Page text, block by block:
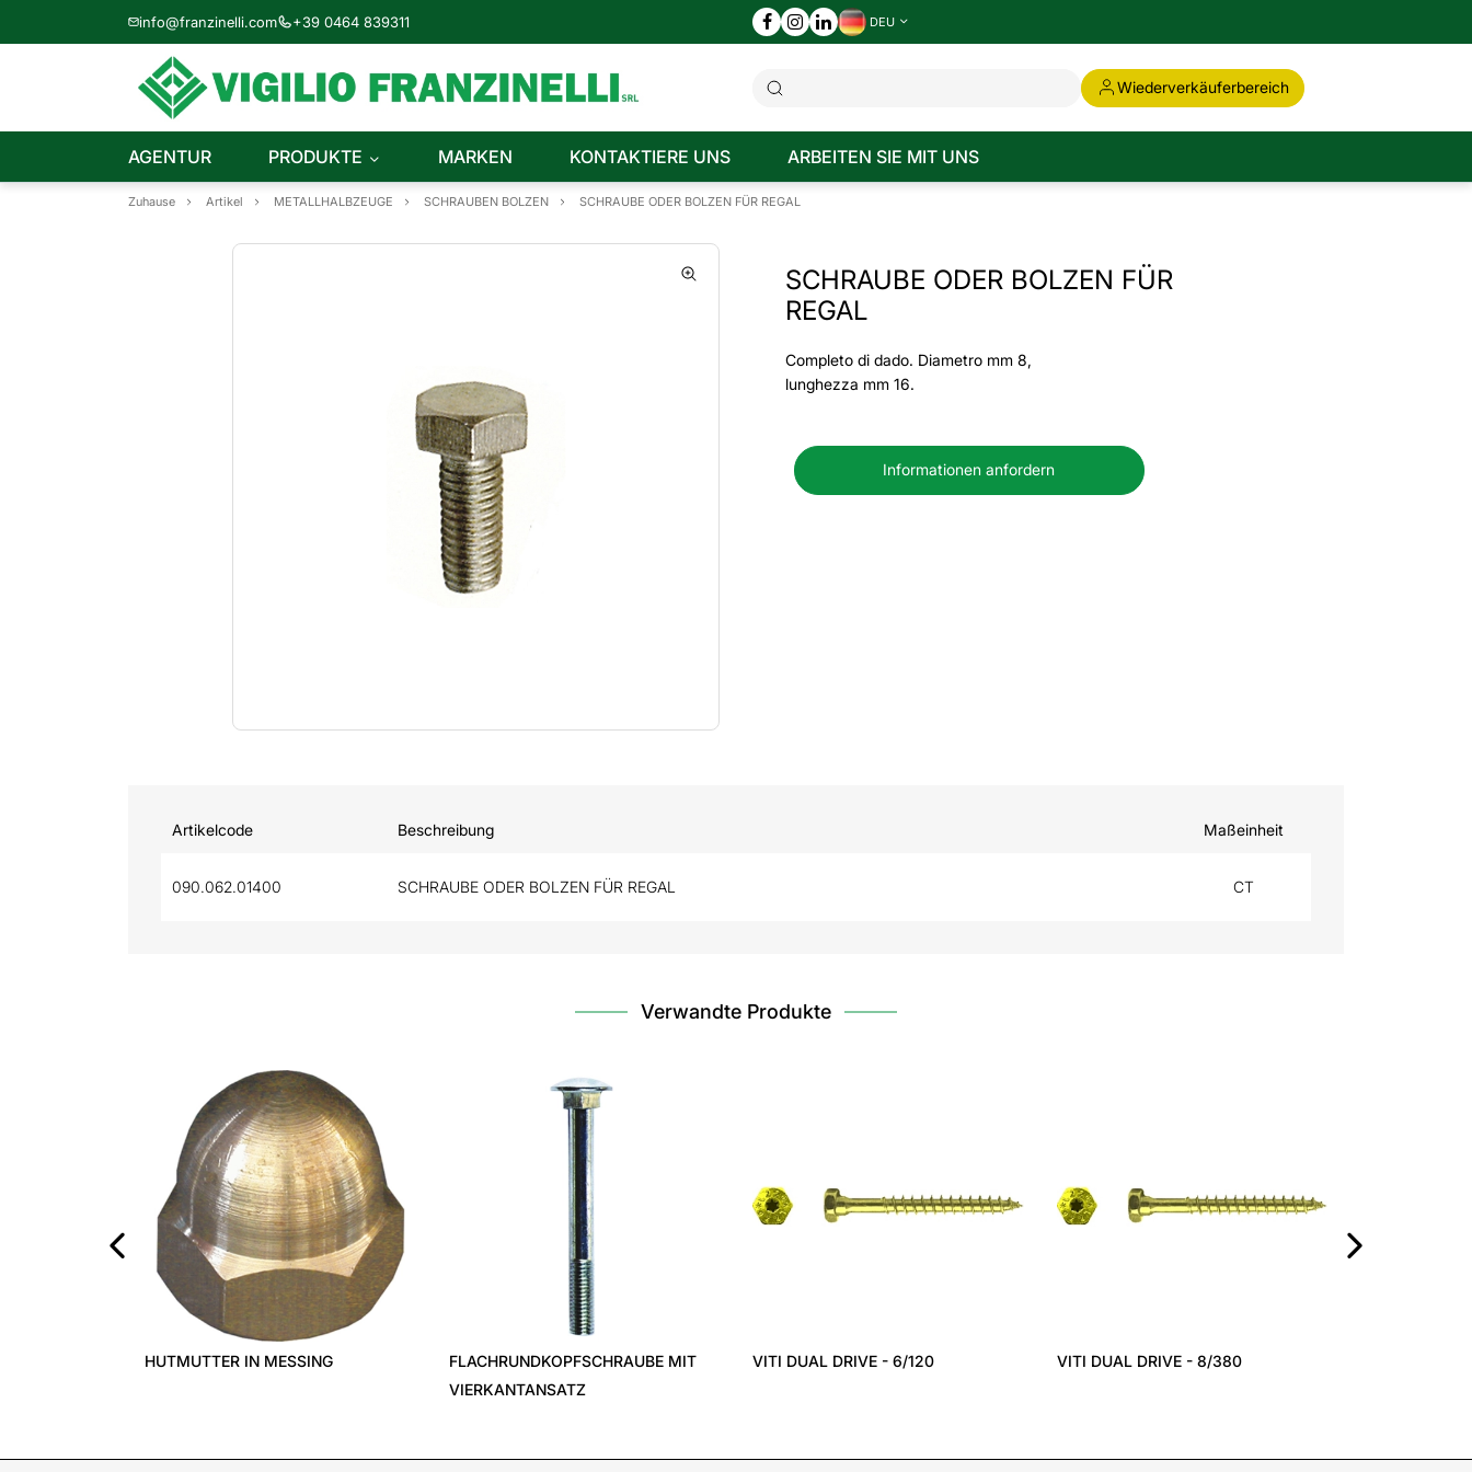
info@franzinelli.com +39 0464 839311 DEU
Wiederverkäuferbereich
AGENTUR PRODUKTE MARKEN KONTAKTIERE UNS ARBEITEN SIE MIT UNS
Zuhause Artikel METALLHALBZEUGE SCHRAUBEN BOLZEN SCHRAUBE ODER BOLZEN FÜR REGAL
SCHRAUBE ODER BOLZEN FÜR
REGAL
Completo di dado. Diametro mm 8,
lunghezza mm 16.
Informationen anfordern
Artikelcode Beschreibung Maßeinheit
090.062.01400 SCHRAUBE ODER BOLZEN FÜR REGAL CT
Verwandte Produkte
HUTMUTTER IN MESSING
FLACHRUNDKOPFSCHRAUBE MIT
VIERKANTANSATZ
VITI DUAL DRIVE - 6/120 VITI DUAL DRIVE - 8/380